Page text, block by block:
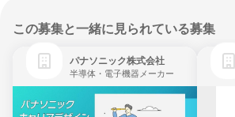
この募集と一緒に見られている募集
パナソニック株式会社
半導体・電子機器メーカー